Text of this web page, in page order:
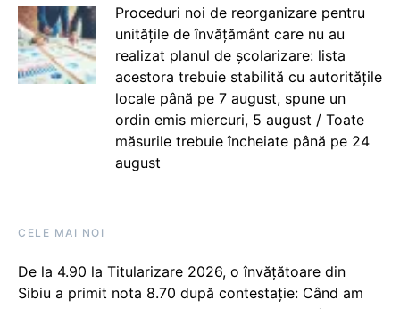
Proceduri noi de reorganizare pentru
unitățile de învățământ care nu au
realizat planul de școlarizare: lista
acestora trebuie stabilită cu autoritățile
locale până pe 7 august, spune un
ordin emis miercuri, 5 august / Toate
măsurile trebuie încheiate până pe 24
august
CELE MAI NOI
De la 4.90 la Titularizare 2026, o învățătoare din
Sibiu a primit nota 8.70 după contestație: Când am